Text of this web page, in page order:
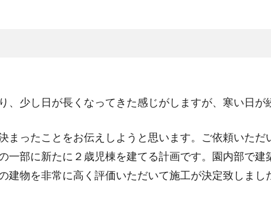
少し日が長くなってきた感じがしますが、寒い日が
まったことをお伝えしようと思います。ご依頼いただ
一部に新たに２歳児棟を建てる計画です。園内部で建
物を非常に高く評価いただいて施工が決定致しまし